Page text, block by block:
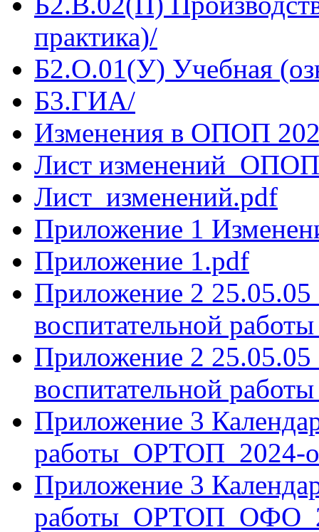
практика)/
Б2.О.01(У) Учебная
Б3.ГИА/
Изменения в ОПОП
Лист
Лист_изменений.pdf
Приложение 1
Приложение 1.pdf
Приложение 2
воспитательной
Приложение 2
воспитательной
Приложение 3
работы_ОРТОП_2024-
Приложение 3